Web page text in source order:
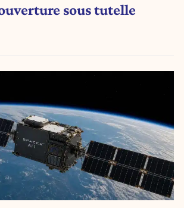
sous tutelle